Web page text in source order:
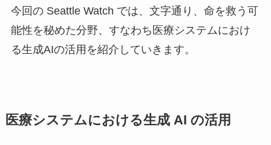
今回の Seattle Watch では、文字通り、命を救う可
能性を秘めた分野、すなわち医療システムにおけ
る生成AIの活用を紹介していきます。
医療システムにおける生成 AI の活用